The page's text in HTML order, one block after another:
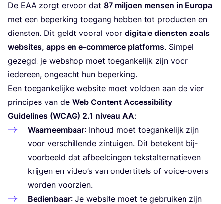
De EAA zorgt ervoor dat 87 mil­joen men­sen in Euro­pa
met een beper­king toe­gang heb­ben tot pro­duc­ten en
dien­sten. Dit geldt voor­al voor digi­ta­le dien­sten zoals
web­si­tes, apps en e‑commerce plat­forms. Sim­pel
gezegd: je web­shop moet toe­gan­ke­lijk zijn voor
ieder­een, onge­acht hun beperking.
Een toe­gan­ke­lij­ke web­si­te moet vol­doen aan de vier
prin­ci­pes van de Web Con­tent Acces­si­bi­li­ty
Gui­de­li­nes (WCAG) 2.1 niveau AA:
Waar­neem­baar: Inhoud moet toe­gan­ke­lijk zijn
voor ver­schil­len­de zin­tui­gen. Dit bete­kent bij­
voor­beeld dat afbeel­din­gen tekstal­ter­na­tie­ven
krij­gen en video’s van onder­ti­tels of voi­ce-overs
wor­den voorzien.
Bedien­baar: Je web­si­te moet te gebrui­ken zijn